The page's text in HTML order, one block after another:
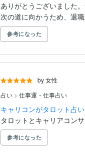
ありがとうございました
次の道に向かうため、退
参考になった
by 女性
占い > 仕事運・仕事占い
キャリコンがタロット占
タロットとキャリアコン
参考になった